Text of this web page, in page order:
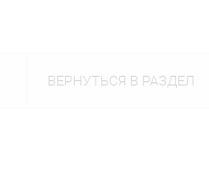
ВЕРНУТЬСЯ В РАЗДЕЛ